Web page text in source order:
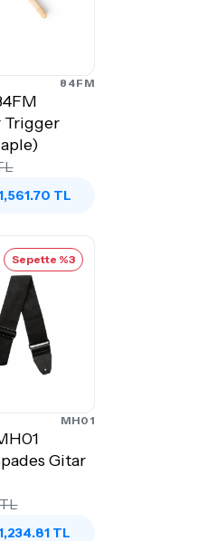
84FM
Trigger
TL
Sepette %3
MH01
Gitar
TL